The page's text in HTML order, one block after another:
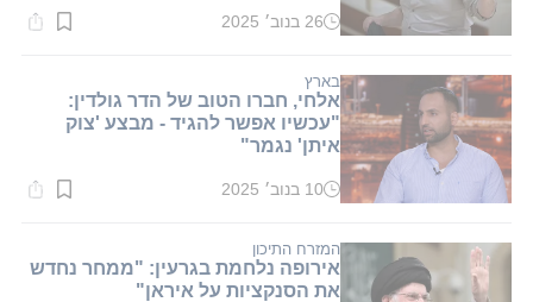
זמן
דקות.
26 בנוב׳ 2025
בארץ
אלחי, חברו הטוב של הדר גולדין:
"עכשיו אפשר להגיד - מבצע 'צוק
איתן' נגמר"
זמן
דקות.
10 בנוב׳ 2025
המזרח התיכון
אירופה נלחמת בגרעין: "ממחר נחדש
את הסנקציות על איראן"